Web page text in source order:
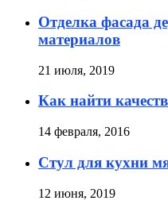
Отделка фасада
материалов
21 июля, 2019
Как найти
14 февраля, 2016
Стул для кухни
12 июня, 2019